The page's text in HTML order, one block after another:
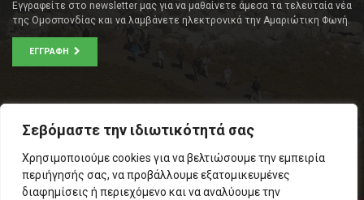
Σεβόμαστε την ιδιωτικότητά σας
Χρησιμοποιούμε cookies για να βελτιώσουμε την εμπειρία
περιήγησής σας, να προβάλλουμε εξατομικευμένες
διαφημίσεις ή περιεχόμενο και να αναλύουμε την
Εγγραφείτε στο newsletter μας για να μαθαίνετε άμεσα τα τελευταία νέα
της Ομοσπονδίας και να λαμβάνετε ηλεκτρονικά την Αμαριώτικη Φωνή.
ΕΓΓΡΑΦΉ
Τ.Κ.: 105 53
Τηλ. – Fax: 210 33 14 346